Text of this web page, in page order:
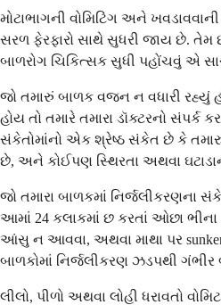
મોટાભાગની વોમિટિંગ અને
સરળ ફેરફારો સાથે સુધરી જાય છે. તેમ
બાળરોગ ચિકિત્સક સુધી પહોંચવું એ
જો તમારું બાળક વજન ન વધારી રહ્યું
હોય તો તમારે તમારા ડૉક્ટરનો સંપર્ક
સંકેતોમાંનો એક શ્રેષ્ઠ સંકેત છે કે
છે, અને કોઈપણ સ્થિરતા અથવા
જો તમારા બાળકમાં નિર્જલીકરણના
આમાં 24 કલાકમાં છ કરતાં ઓછા
આંસુ ન આવવા, અથવા માથા પર
બાળકોમાં નિર્જલીકરણ ઝડપથી
લીલો, પીળો અથવા લોહી ધરાવતો